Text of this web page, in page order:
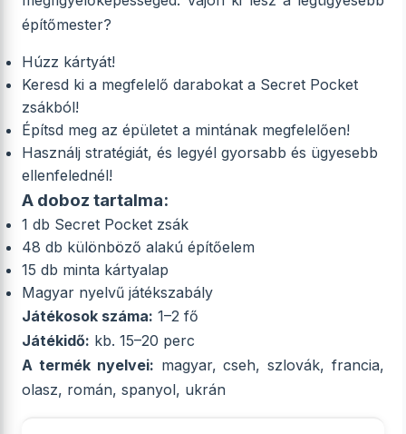
építőmester?
Húzz kártyát!
Keresd ki a megfelelő darabokat a Secret Pocket
zsákból!
Építsd meg az épületet a mintának megfelelően!
Használj stratégiát, és legyél gyorsabb és ügyesebb
ellenfelednél!
A doboz tartalma:
1 db Secret Pocket zsák
48 db különböző alakú építőelem
15 db minta kártyalap
Magyar nyelvű játékszabály
Játékosok száma: 1–2 fő
Játékidő: kb. 15–20 perc
A termék nyelvei: magyar, cseh, szlovák, francia,
olasz, román, spanyol, ukrán